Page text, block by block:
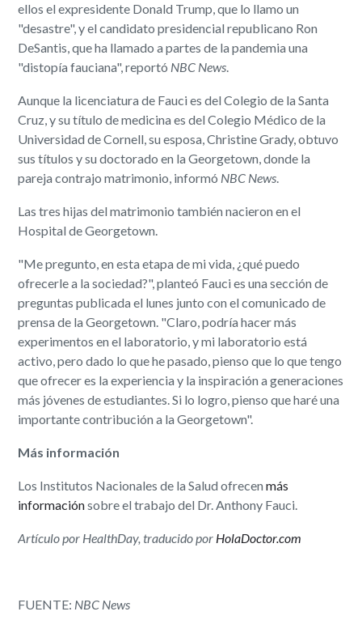
ellos el expresidente Donald Trump, que lo llamo un
"desastre", y el candidato presidencial republicano Ron
DeSantis, que ha llamado a partes de la pandemia una
"distopía fauciana", reportó NBC News.
Aunque la licenciatura de Fauci es del Colegio de la Santa
Cruz, y su título de medicina es del Colegio Médico de la
Universidad de Cornell, su esposa, Christine Grady, obtuvo
sus títulos y su doctorado en la Georgetown, donde la
pareja contrajo matrimonio, informó NBC News.
Las tres hijas del matrimonio también nacieron en el
Hospital de Georgetown.
"Me pregunto, en esta etapa de mi vida, ¿qué puedo
ofrecerle a la sociedad?", planteó Fauci es una sección de
preguntas publicada el lunes junto con el comunicado de
prensa de la Georgetown. "Claro, podría hacer más
experimentos en el laboratorio, y mi laboratorio está
activo, pero dado lo que he pasado, pienso que lo que tengo
que ofrecer es la experiencia y la inspiración a generaciones
más jóvenes de estudiantes. Si lo logro, pienso que haré una
importante contribución a la Georgetown".
Más información
Los Institutos Nacionales de la Salud ofrecenmás
informaciónsobre el trabajo del Dr. Anthony Fauci.
Artículo por HealthDay, traducido por HolaDoctor.com
FUENTE: NBC News